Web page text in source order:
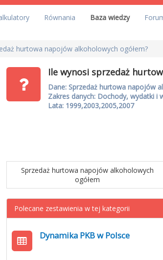
Równania Baza wiedzy
hurtowa napojów alkoholowych ogółem?
Ile wynosi sprzedaż
Dane: Sprzedaż hurtowa napojów
Zakres danych: Dochody, wydatki i
Lata: 1999,2003,2005,2007
Sprzedaż hurtowa napojów alkoholowych
ogółem
Polecane zestawienia w tej kategorii
Dynamika PKB w Polsce